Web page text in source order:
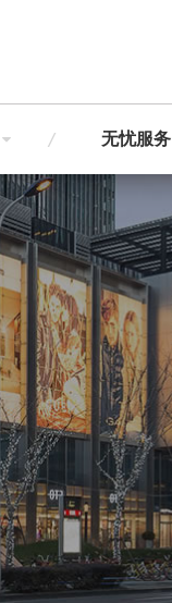
无忧服务